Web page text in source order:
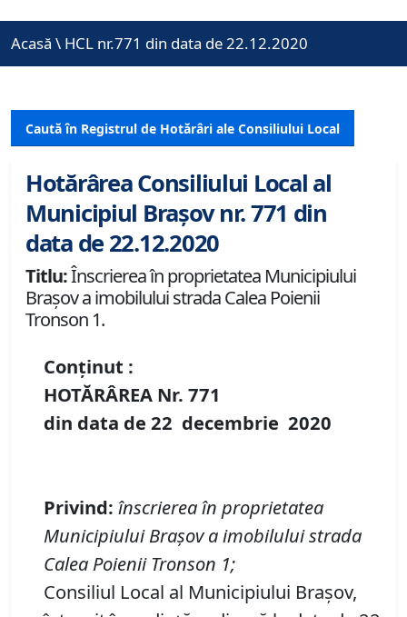
Acasă \ HCL nr.771 din data de 22.12.2020
Caută în Registrul de Hotărâri ale Consiliului Local
Hotărârea Consiliului Local al
Municipiul Brașov nr. 771 din
data de 22.12.2020
Titlu:Înscrierea în proprietatea Municipiului
Braşov a imobilului strada Calea Poienii
Tronson 1.
Conținut :
HOTĂRÂREA Nr. 771
din data de 22 decembrie 2020
Privind: înscrierea în proprietatea
Municipiului Braşov a imobilului strada
Calea Poienii Tronson 1;
Consiliul Local al Municipiului Brașov,